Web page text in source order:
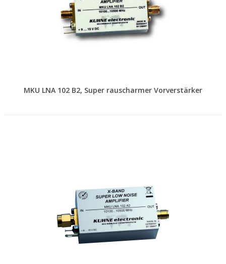
MKU LNA 102 B2, Super rauscharmer Vorverstärker